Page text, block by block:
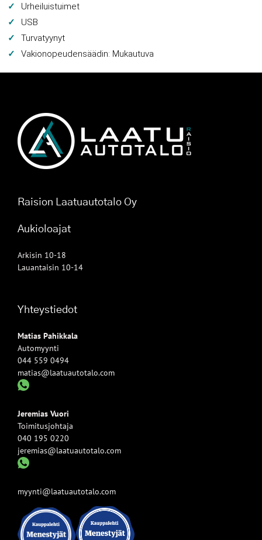
Urheiluistuimet
USB
Turvatyynyt
Vakionopeudensäädin: Mukautuva
Raision Laatuautotalo Oy
Aukioloajat
Arkisin 10-18
Lauantaisin 10-14
Yhteystiedot
Matias Pahikkala
Automyynti
044 559 0494
matias@laatuautotalo.com
Jeremias Vuori
Toimitusjohtaja
040 195 0220
jeremias@laatuautotalo.com
myynti@laatuautotalo.com